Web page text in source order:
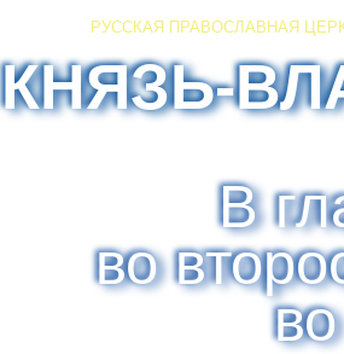
РУССКАЯ ПРАВОСЛАВНАЯ
КНЯЗЬ-
В
во